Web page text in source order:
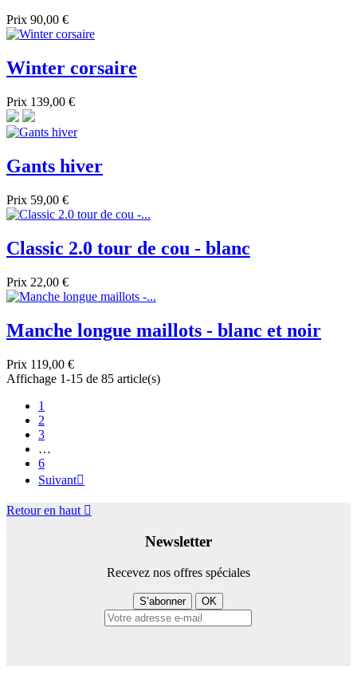
Prix 90,00 €
Winter corsaire
Prix 139,00 €
Gants hiver
Prix 59,00 €
Classic 2.0 tour de cou - blanc
Prix 22,00 €
Manche longue maillots - blanc et noir
Prix 119,00 €
Affichage 1-15 de 85 article(s)
1
2
3
…
6
Suivant
Retour en haut 
Newsletter
Recevez nos offres spéciales